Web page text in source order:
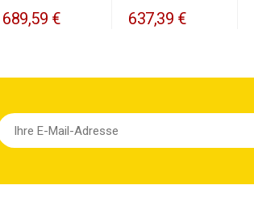
689,59 € 637,39 €